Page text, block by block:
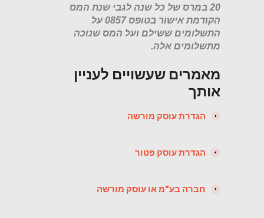
20 במרס של כל שנה לגבי שנת המס
הקודמת אישור בטופס 0857 על
התשלומים ששילם ועל המס שנוכה
מתשלומים אלה.
מאמרים שעשויים לעניין
אותך
הגדרת עוסק מורשה
הגדרת עוסק פטור
חברה בע"מ או עוסק מורשה